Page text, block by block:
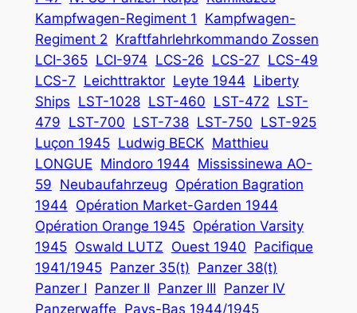
Kampfwagen-Regiment 1
Kampfwagen-
Regiment 2 Kraftfahrlehrkommando Zossen
LCI-365 LCI-974 LCS-26 LCS-27 LCS-49
LCS-7 Leichttraktor Leyte 1944 Liberty
Ships LST-1028 LST-460 LST-472 LST-
479 LST-700 LST-738 LST-750 LST-925
Luçon 1945 Ludwig BECK Matthieu
LONGUE Mindoro 1944 Mississinewa AO-
59 Neubaufahrzeug Opération Bagration
1944 Opération Market-Garden 1944
Opération Orange 1945 Opération Varsity
1945 Oswald LUTZ Ouest 1940 Pacifique
1941/1945 Panzer 35(t) Panzer 38(t)
Panzer I Panzer II Panzer III Panzer IV
Panzerwaffe Pays-Bas 1944/1945